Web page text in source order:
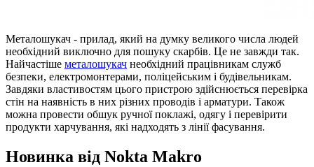
Металошукач - прилад, який на думку великого числа людей
необхідний виключно для пошуку скарбів. Це не завжди так.
Найчастіше металошукач необхідний працівникам служб
безпеки, електромонтерами, поліцейським і будівельникам.
Завдяки властивостям цього пристрою здійснюється перевірка
стін на наявність в них різних проводів і арматури. Також
можна провести обшук ручної поклажі, одягу і перевірити
продукти харчування, які надходять з лінії фасування.
Новинка від Nokta Makro